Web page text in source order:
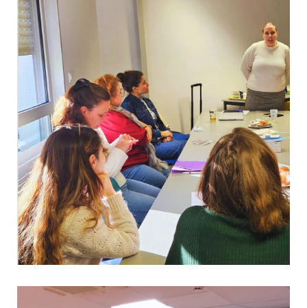
ont relevé le défi du Santé Tour "Vie Affective et Sexuelle". A
travers un jeu interactif, les...
Zoom métier : Découverte d’une fonction administrative
au sein du Pôle Logistique de l’Adapei de la Corrèze